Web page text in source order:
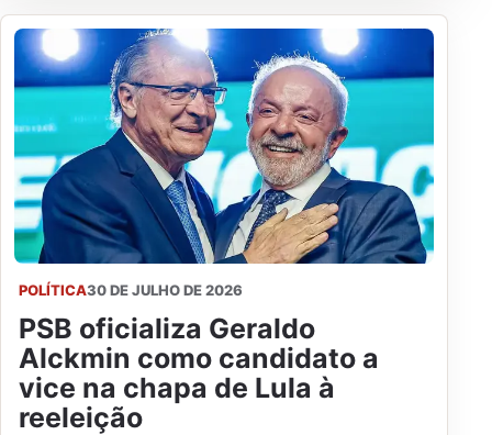
POLÍTICA30 DE JULHO DE 2026
PSB oficializa Geraldo
Alckmin como candidato a
vice na chapa de Lula à
reeleição